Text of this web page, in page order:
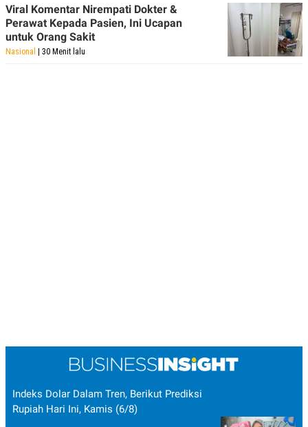
SITEMAPPROFILETERM
OF
USE
PEDOMAN
PEMBERITAAN
Viral Komentar Nirempati Dokter &
Perawat Kepada Pasien, Ini Ucapan
untuk Orang Sakit
Nasional | 30 Menit lalu
Indeks Dolar Dalam Tren, Berikut Prediksi
Rupiah Hari Ini, Kamis (6/8)